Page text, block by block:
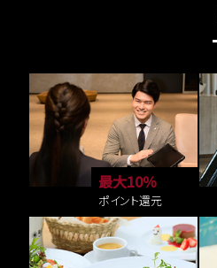
最大10％
ポイント還元